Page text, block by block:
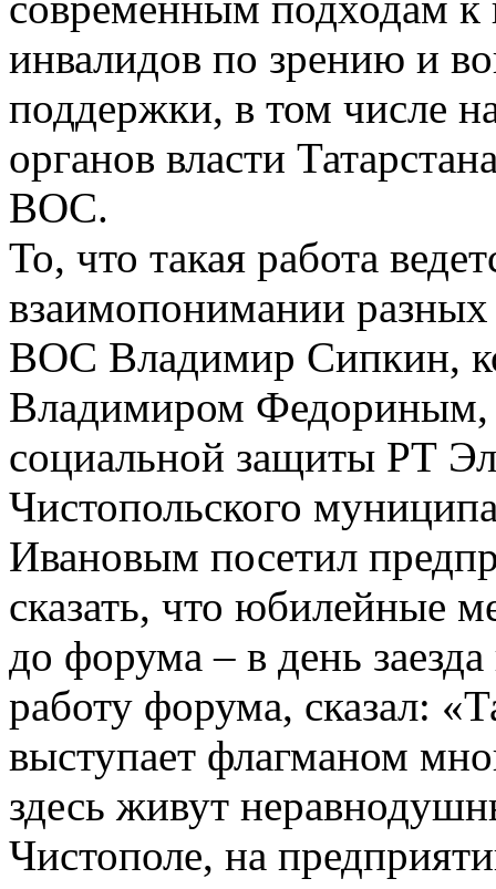
инвалидов по зрению и
поддержки, в том числе
органов власти
ВОС.
То, что такая работа
взаимопонимании разных
ВОС Владимир Сипкин,
Владимиром Федориным,
социальной защиты РТ
Чистопольского
Ивановым посетил
сказать, что юбилейные
до форума – в день
работу форума, сказал:
выступает флагманом
здесь живут
Чистополе, на